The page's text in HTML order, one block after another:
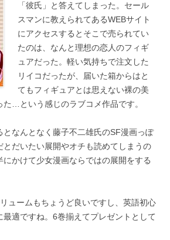
「彼氏」と答えてしまった。セール
スマンに教えられてあるWEBサイト
にアクセスするとそこで売られてい
たのは、なんと理想の恋人のフィギ
ュアだった。軽い気持ちで注文した
リイコだったが、届いた箱からはと
てもフィギュアとは思えない裸の美
た…という感じのラブコメ作品です。
となんとなく藤子不二雄氏のSF漫画っぽ
とだいたい展開やオチも読めてしまうの
にかけて少女漫画ならではの展開をする
ュームもちょうど良いですし、英語初心
適ですね。6巻揃えてプレゼントとして